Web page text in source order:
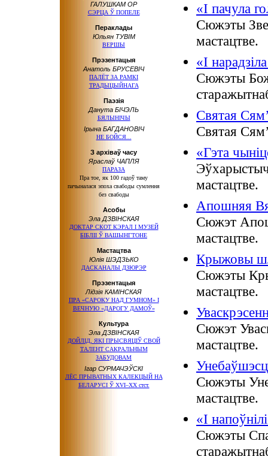
ГАЛУШКАМ ОР
СЭРЦА Ў ПОПЕЛЕ
Пераклады
Юльян ТУВІМ
ВЕРШЫ
Прэзентацыя
Анатоль БРУСЕВІЧ
ПАЛЁТ ЗА РАМКІ
ТРАДЫЦЫЙНАГА
Паэзія
Данута БІЧЭЛЬ
БЯЛЫНІЧЫ
Ірына БАГДАНОВІЧ
НЕ БОЙСЯ...
З архіваў часу
Яраслаў ЧАПЛЯ
ПАРАЗА
Пра тое, як 100 гадоў таму
пачыналася эпоха свабоды сумлення
без свабоды
Асобы
Эла ДЗВІНСКАЯ
ДОКТАР СКОТ КЭРАЛ І МУЗЕЙ
БІБЛІІ Ў ВАШЫНГТОНЕ
Мастацтва
Юлія ШЭДЗЬКО
ДАСКАНАЛЫ ДЗЮРЭР
Прэзентацыя
Лідзія КАМІНСКАЯ
ПРА «САРОКУ НАД ГУМНОМ» І
ВЕЧНУЮ «ДАРОГУ ДАМОЎ»
Культура
Эла ДЗВІНСКАЯ
ДОЙЛІД, ЯКІ ПРЫСВЯЦІЎ СВОЙ
ТАЛЕНТ САКРАЛЬНЫМ
ЗАБУДОВАМ
Ігар СУРМАЧЭЎСКІ
ЛЁС ПРЫВАТНЫХ КАЛЕКЦЫЙ НА
БЕЛАРУСI Ў XVI–XX стст.
«І пачула
Сюжэты
мастацтве.
«І
Сюжэты
Святая
Святая
«Гэта
мастацтве.
Апошняя
Сюжэт
мастацтве.
Крыжовы
Сюжэты
мастацтве.
Сюжэт
мастацтве.
Сюжэты
мастацтве.
«І
Сюжэты